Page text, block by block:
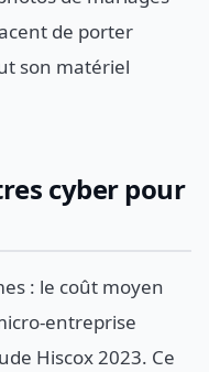
de porter
son matériel
cyber pour
: le coût moyen
entreprise
Hiscox 2023. Ce